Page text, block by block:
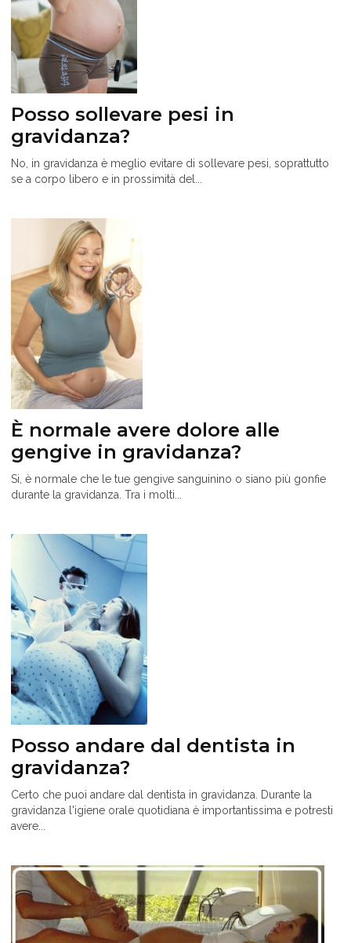
Posso sollevare pesi in
gravidanza?
No, in gravidanza è meglio evitare di sollevare pesi, soprattutto
se a corpo libero e in prossimità del...
È normale avere dolore alle
gengive in gravidanza?
Si, è normale che le tue gengive sanguinino o siano più gonfie
durante la gravidanza. Tra i molti...
Posso andare dal dentista in
gravidanza?
Certo che puoi andare dal dentista in gravidanza. Durante la
gravidanza l'igiene orale quotidiana è importantissima e potresti
avere...